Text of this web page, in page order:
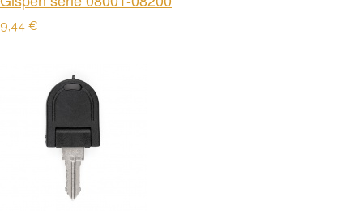
9,44 €